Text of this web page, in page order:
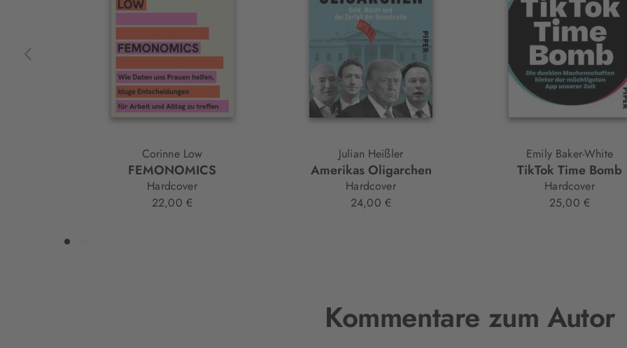
Corinne Low
FEMONOMICS
Hardcover
22,00 €
Julian Heißler
Amerikas Oligarchen
Hardcover
24,00 €
Emily Baker-White
TikTok Time Bomb
Hardcover
25,00 €
Kommentare zum Autor